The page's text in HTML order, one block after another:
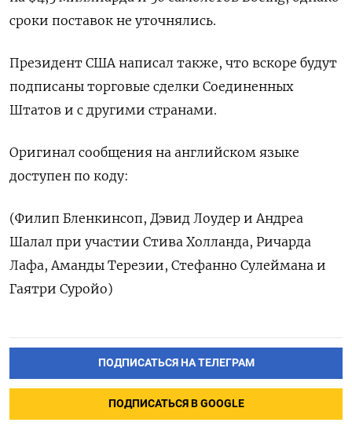
сроки поставок не уточнялись.
Президент США написал также, что вскоре будут
подписаны торговые сделки Соединенных
Штатов и с другими странами.
Оригинал сообщения на английском языке
доступен по коду:
(Филип Бленкинсоп, Дэвид Лоудер и Андреа
Шалал при участии Стива Холланда, Ричарда
Лафа, Аманды Терезии, Стефанно Сулеймана и
Гаятри Суройо)
ПОДПИСАТЬСЯ НА ТЕЛЕГРАМ
ПОДПИСАТЬСЯ В GOOGLE